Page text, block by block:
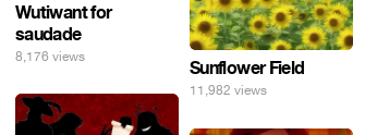
Wutiwant for
saudade
8,176 views
Sunflower Field
11,982 views